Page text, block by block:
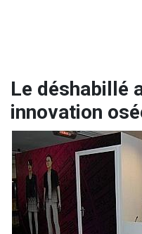
Le déshabillé
innovation